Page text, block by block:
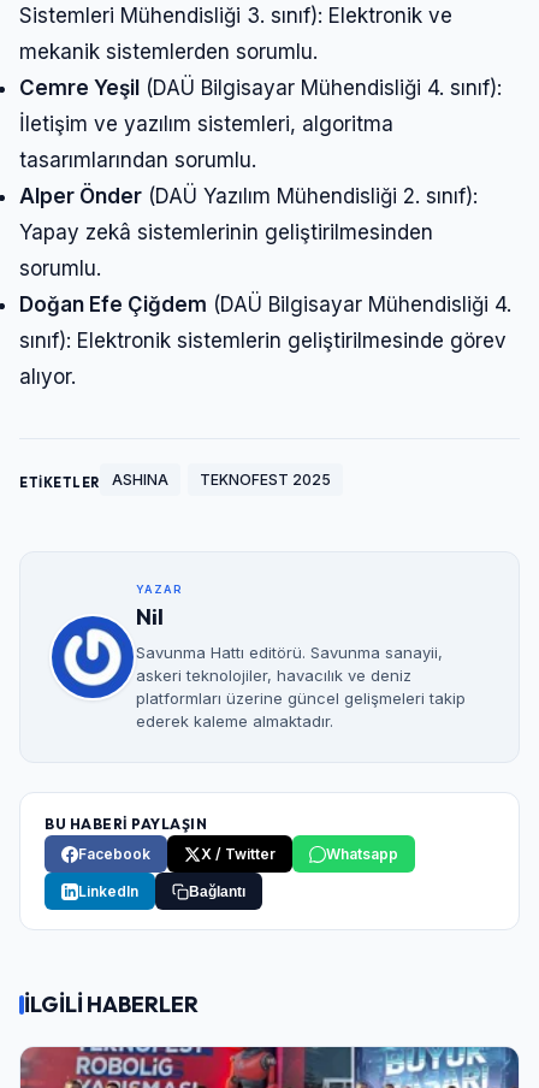
Sistemleri Mühendisliği 3. sınıf): Elektronik ve
mekanik sistemlerden sorumlu.
Cemre Yeşil (DAÜ Bilgisayar Mühendisliği 4. sınıf):
İletişim ve yazılım sistemleri, algoritma
tasarımlarından sorumlu.
Alper Önder (DAÜ Yazılım Mühendisliği 2. sınıf):
Yapay zekâ sistemlerinin geliştirilmesinden
sorumlu.
Doğan Efe Çiğdem (DAÜ Bilgisayar Mühendisliği 4.
sınıf): Elektronik sistemlerin geliştirilmesinde görev
alıyor.
ETİKETLER ASHINA TEKNOFEST 2025
YAZAR
Nil
Savunma Hattı editörü. Savunma sanayii,
askeri teknolojiler, havacılık ve deniz
platformları üzerine güncel gelişmeleri takip
ederek kaleme almaktadır.
BU HABERİ PAYLAŞIN
Facebook
X / Twitter Whatsapp
LinkedIn Bağlantı
İLGİLİ HABERLER